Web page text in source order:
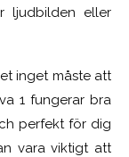
ljudbilden eller
inget måste att
1 fungerar bra
perfekt för dig
vara viktigt att